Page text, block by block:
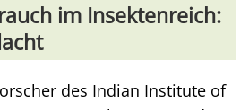
im Insektenreich:
des Indian Institute of